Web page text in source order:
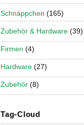
Schnäppchen (165)
Zubehör & Hardware (39)
Firmen (4)
Hardware (27)
Zubehör (8)
Tag-Cloud